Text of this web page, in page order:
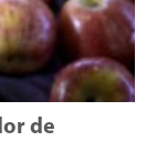
de